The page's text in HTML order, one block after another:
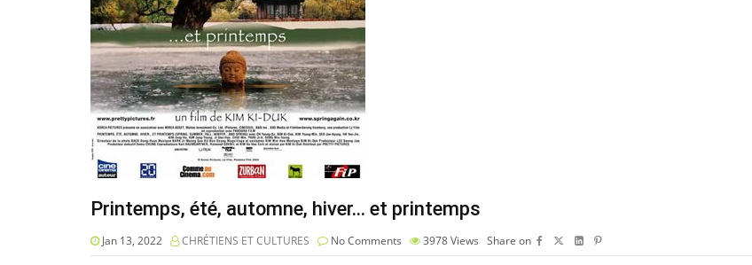
Printemps, été, automne, hiver… et printemps
Jan 13, 2022 CHRÉTIENS ET CULTURES No Comments 3978Views Share on